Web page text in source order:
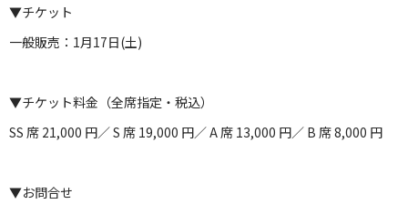
▼チケット
一般販売：1月17日(土)
▼チケット料金（全席指定・税込）
SS 席 21,000 円／ S 席 19,000 円／ A 席 13,000 円／ B 席 8,000 円
▼お問合せ